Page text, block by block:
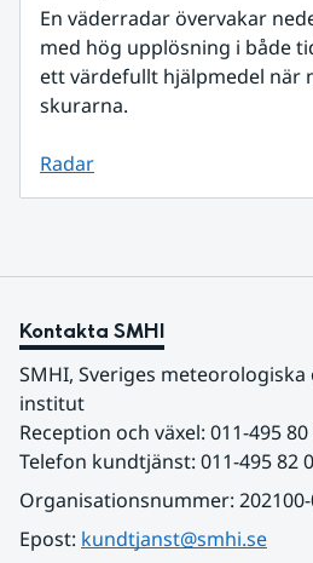
En väderradar övervakar
med hög upplösning i både
ett värdefullt hjälpmedel när
skurarna.
Radar
Kontakta SMHI
SMHI, Sveriges
institut
Reception och växel: 011-495 80
Telefon kundtjänst: 011-495 82
Organisationsnummer:
Epost: kundtjanst@smhi.se